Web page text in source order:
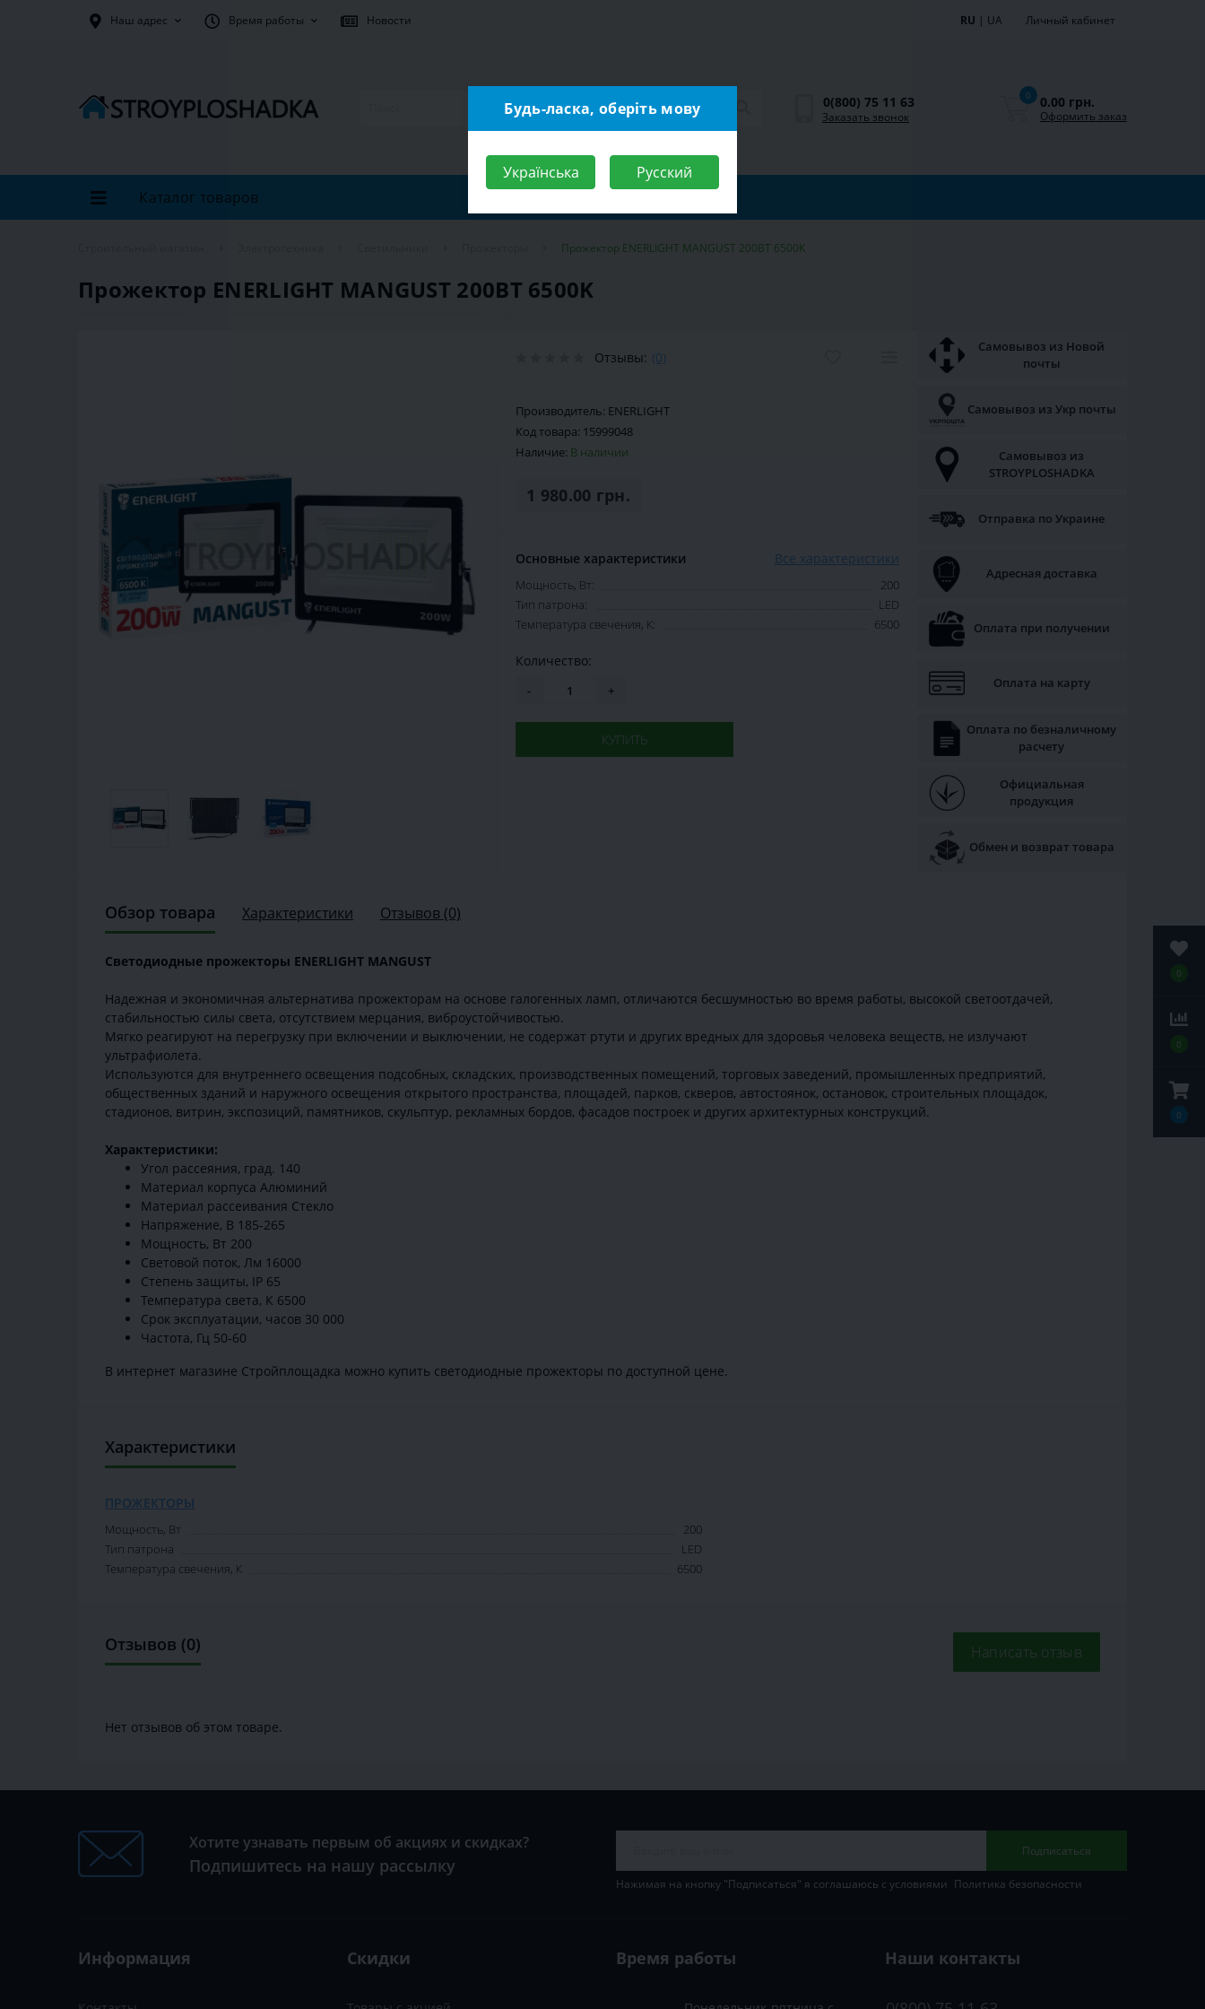
0
0
0
Наш адрес Время работы Новости RU | UA Личный кабинет
0(800) 75 11 63
Заказать звонок
0 0.00 грн.
Оформить заказ
Каталог товаров
Прожектор ENERLIGHT MANGUST 200ВТ 6500K
Прожектор ENERLIGHT MANGUST 200ВТ 6500K
Отзывы: (0)
Производитель: ENERLIGHT
Код товара: 15999048
Наличие: В наличии
1 980.00 грн.
Основные характеристики Все характеристики
Мощность, Вт:
200
Тип патрона:
LED
Температура свечения, К:
6500
Количество:
- +
КУПИТЬ
Самовывоз из Новой
почты
Самовывоз из Укр почты
Самовывоз из
STROYPLOSHADKA
Отправка по Украине
Адресная доставка
Оплата при получении
Оплата на карту
Оплата по безналичному
расчету
Официальная
продукция
Обмен и возврат товара
Обзор товара Характеристики Отзывов (0)
Светодиодные прожекторы ENERLIGHT MANGUST
Надежная и экономичная альтернатива прожекторам на основе галогенных ламп, отличаются бесшумностью во время работы, высокой светоотдачей,
стабильностью силы света, отсутствием мерцания, виброустойчивостью.
Мягко реагируют на перегрузку при включении и выключении, не содержат ртути и других вредных для здоровья человека веществ, не излучают
ультрафиолета.
Используются для внутреннего освещения подсобных, складских, производственных помещений, торговых заведений, промышленных предприятий,
общественных зданий и наружного освещения открытого пространства, площадей, парков, скверов, автостоянок, остановок, строительных площадок,
стадионов, витрин, экспозиций, памятников, скульптур, рекламных бордов, фасадов построек и других архитектурных конструкций.
Характеристики:
Угол рассеяния, град. 140
Материал корпуса Алюминий
Материал рассеивания Стекло
Напряжение, В 185-265
Мощность, Вт 200
Световой поток, Лм 16000
Степень защиты, IP 65
Температура света, К 6500
Срок эксплуатации, часов 30 000
Частота, Гц 50-60
В интернет магазине Стройплощадка можно купить светодиодные прожекторы по доступной цене.
Характеристики
ПРОЖЕКТОРЫ
Мощность, Вт
200
Тип патрона
LED
Температура свечения, К
6500
Отзывов (0) Написать отзыв
Нет отзывов об этом товаре.
Хотите узнавать первым об акциях и скидках?
Подпишитесь на нашу рассылку
Подписаться
Нажимая на кнопку "Подписаться" я соглашаюсь с условиями Политика безопасности
Информация Скидки Время работы Наши контакты
Будь-ласка, оберіть мову
Українська Русский